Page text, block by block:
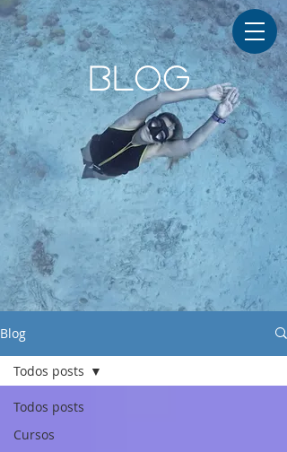
BLOG
Blog
Todos posts
Cursos
Todos posts